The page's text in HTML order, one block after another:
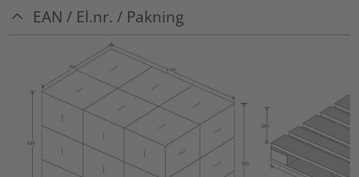
EAN / El.nr. / Pakning